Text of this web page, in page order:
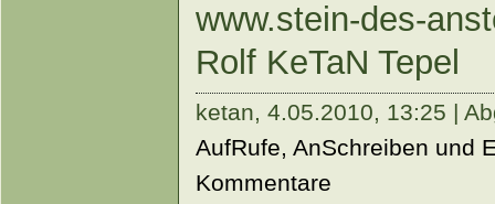
www.stein-des-
Rolf KeTaN Tepel
ketan, 4.05.2010, 13:25 |
AufRufe, AnSchreiben und
Kommentare